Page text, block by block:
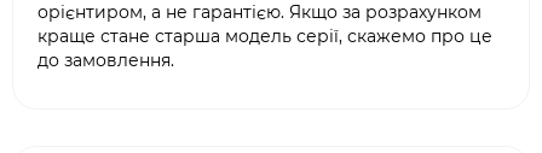
орієнтиром, а не гарантією. Якщо за розрахунком
краще стане старша модель серії, скажемо про це
до замовлення.